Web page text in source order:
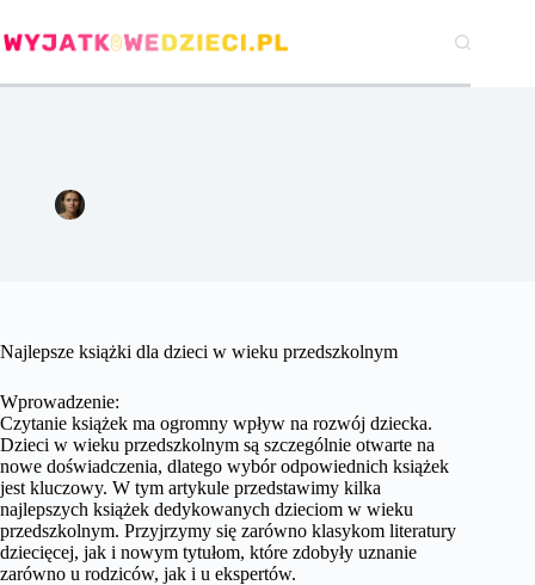
do
treści
Najlepsze książki dla dzieci w wieku przedszkolnym
Wprowadzenie:
Czytanie książek ma ogromny wpływ na rozwój dziecka.
Dzieci w wieku przedszkolnym są szczególnie otwarte na
nowe doświadczenia, dlatego wybór odpowiednich książek
jest kluczowy. W tym artykule przedstawimy kilka
najlepszych książek dedykowanych dzieciom w wieku
przedszkolnym. Przyjrzymy się zarówno klasykom literatury
dziecięcej, jak i nowym tytułom, które zdobyły uznanie
zarówno u rodziców, jak i u ekspertów.